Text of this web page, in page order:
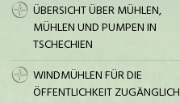
ÜBERSICHT ÜBER MÜHLEN,
MÜHLEN UND PUMPEN IN
TSCHECHIEN
WINDMÜHLEN FÜR DIE
ÖFFENTLICHKEIT ZUGÄNGLICH